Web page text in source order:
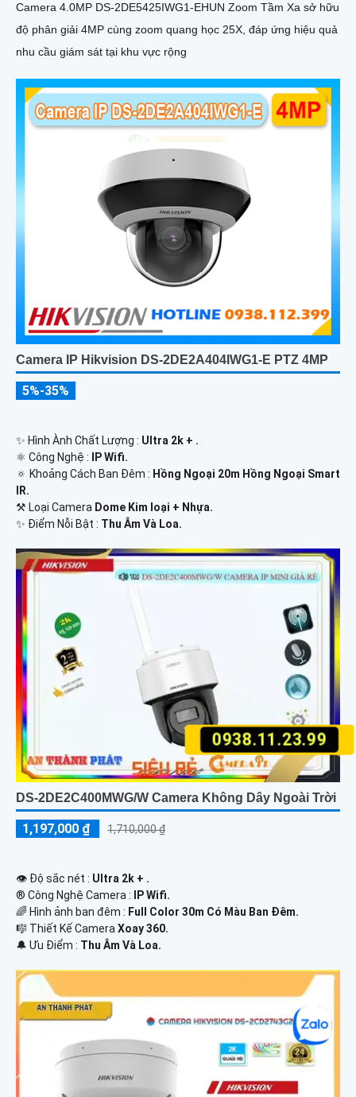
0938.11.23.99
Camera 4.0MP DS-2DE5425IWG1-EHUN Zoom Tầm Xa sở hữu
độ phân giải 4MP cùng zoom quang học 25X, đáp ứng hiệu quả
nhu cầu giám sát tại khu vực rộng
Camera IP Hikvision DS-2DE2A404IWG1-E PTZ 4MP
5%-35%
✨ Hình Ành Chất Lượng : Ultra 2k + .
⚛️ Công Nghệ :
IP Wifi.
🔅 Khoảng Cách Ban Đêm : Hồng Ngoại 20m Hồng Ngoại Smart
IR.
⚒ Loại Camera Dome Kim loại + Nhựa.
️✨ Điểm Nỗi Bật : Thu Âm Và Loa.
DS-2DE2C400MWG/W Camera Không Dây Ngoài Trời
1,197,000 ₫ 1,710,000 ₫
👁 Độ sắc nét : Ultra 2k + .
®️ Công Nghệ Camera :
IP Wifi.
🌈 Hình ảnh ban đêm : Full Color 30m Có Màu Ban Ðêm.
🎼️ Thiết Kế Camera Xoay 360.
️🔔 Ưu Điểm : Thu Âm Và Loa.